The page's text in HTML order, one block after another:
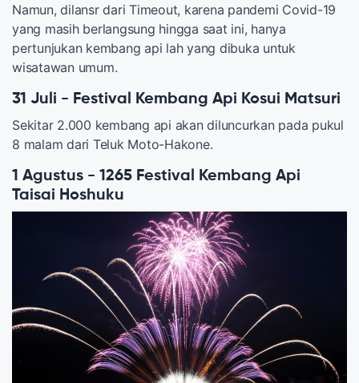
Namun, dilansr dari Timeout, karena pandemi Covid-19
yang masih berlangsung hingga saat ini, hanya
pertunjukan kembang api lah yang dibuka untuk
wisatawan umum.
31 Juli - Festival Kembang Api Kosui Matsuri
Sekitar 2.000 kembang api akan diluncurkan pada pukul
8 malam dari Teluk Moto-Hakone.
1 Agustus - 1265 Festival Kembang Api
Taisai Hoshuku